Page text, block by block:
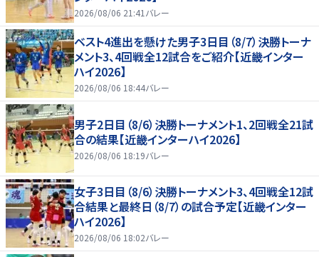
2026/08/06 21:41 バレー
ベスト4進出を懸けた男子3日目（8/7）決勝トーナ
メント3、4回戦全12試合をご紹介【近畿インター
ハイ2026】
2026/08/06 18:44バレー
男子2日目（8/6）決勝トーナメント1、2回戦全21試
合の結果【近畿インターハイ2026】
2026/08/06 18:19バレー
女子3日目（8/6）決勝トーナメント3、4回戦全12試
合結果と最終日（8/7）の試合予定【近畿インター
ハイ2026】
2026/08/06 18:02バレー